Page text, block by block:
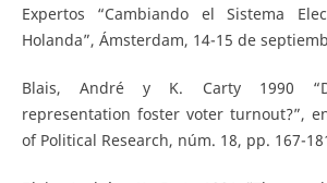
Expertos “Cambiando el Sistema
Holanda”, Ámsterdam, 14-15 de
Blais, André y K. Carty 1990
representation foster voter turnout?”,
of Political Research, núm. 18, pp. 167-